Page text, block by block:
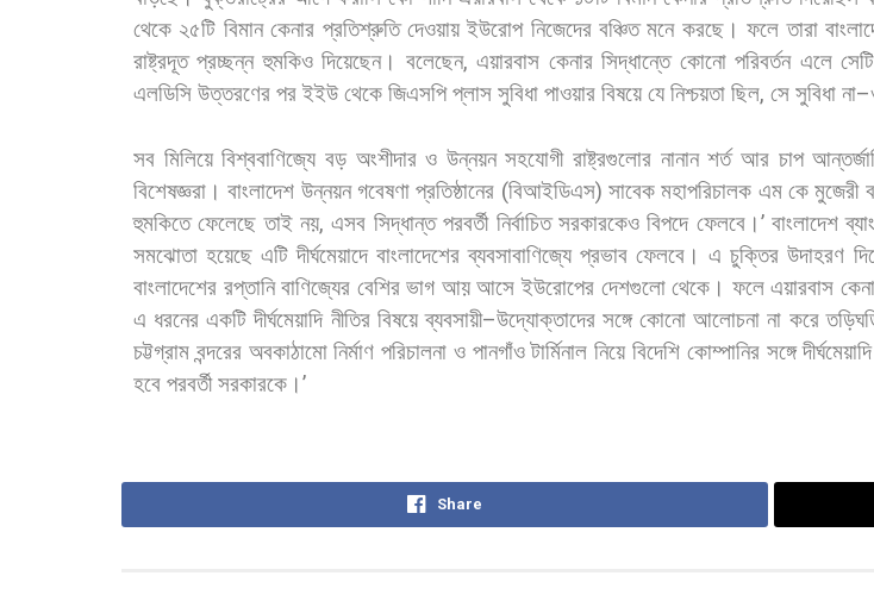
থেকে ২৫টি বিমান কেনার প্রতিশ্রুতি দেওয়ায় ইউরোপ নিজেদের বঞ্চিত মনে করছে। ফলে তারা
রাষ্ট্রদূত প্রচ্ছন্ন হুমকিও দিয়েছেন। বলেছেন,এয়ারবাস কেনার সিদ্ধান্তে কোনো পরিবর্তন এলে সেটি
এলডিসি উত্তরণের পর ইইউ থেকে জিএসপি প্লাস সুবিধা পাওয়ার বিষয়ে যে নিশ্চয়তা ছিল, সে সুবিধা না–
সব মিলিয়ে বিশ্ববাণিজ্যে বড় অংশীদার ও উন্নয়ন সহযোগী রাষ্ট্রগুলোর নানান শর্ত আর চাপ
বিশেষজ্ঞরা। বাংলাদেশ উন্নয়ন গবেষণা প্রতিষ্ঠানের (বিআইডিএস) সাবেক মহাপরিচালক এম কে মুজেরী
হুমকিতে ফেলেছে তাই নয়,এসব সিদ্ধান্ত পরবর্তী নির্বাচিত সরকারকেও বিপদে ফেলবে।’ বাংলাদেশ
সমঝোতা হয়েছে এটি দীর্ঘমেয়াদে বাংলাদেশের ব্যবসাবাণিজ্যে প্রভাব ফেলবে। এ চুক্তির উদাহরণ
বাংলাদেশের রপ্তানি বাণিজ্যের বেশির ভাগ আয় আসে ইউরোপের দেশগুলো থেকে। ফলে এয়ারবাস কেনা
এ ধরনের একটি দীর্ঘমেয়াদি নীতির বিষয়ে ব্যবসায়ী–উদ্যোক্তাদের সঙ্গে কোনো আলোচনা না করে
চট্টগ্রাম বন্দরের অবকাঠামো নির্মাণ পরিচালনা ও পানগাঁও টার্মিনাল নিয়ে বিদেশি কোম্পানির সঙ্গে দীর্ঘমেয়াদি
হবে পরবর্তী সরকারকে।’
Share